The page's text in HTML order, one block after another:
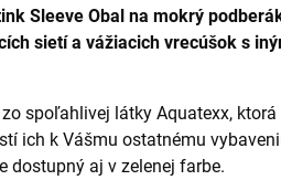
Sleeve Obal na mokrý
sietí a vážiacich vrecúšok s
spoľahlivej látky Aquatexx,
ich k Vášmu ostatnému
dostupný aj v zelenej farbe.